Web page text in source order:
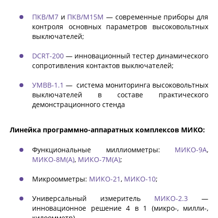
АКЦИИ
ОБУЧЕНИЕ
ПКВ/М7 и ПКВ/М15М — современные приборы для
контроля основных параметров высоковольтных
выключателей;
DCRT-200 — инновационный тестер динамического
сопротивления контактов выключателей;
УМВВ-1.1 — система мониторинга высоковольтных
выключателей в составе практического
демонстрационного стенда
Линейка программно-аппаратных комплексов МИКО:
Функциональные миллиомметры: МИКО-9А,
МИКО-8М(А), МИКО-7М(А);
Микроомметры: МИКО-21, МИКО-10;
Универсальный измеритель МИКО-2.3 —
инновационное решение 4 в 1 (микро-, милли-,